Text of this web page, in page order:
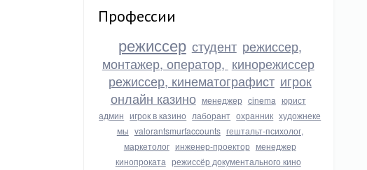
Профессии
режиссер студент режиссер,
монтажер, оператор, кинорежиссер
режиссер, кинематографист игрок
онлайн казино менеджер cinema юрист
админ игрок в казино лаборант охранник художнеке
мы valorantsmurfaccounts гештальт-психолог,
маркетолог инженер-проектор менеджер
кинопроката режиссёр документального кино